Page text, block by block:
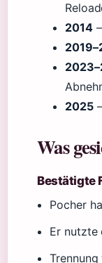
2014–
2025
Was
Bestätigte
Pocher
Er nutzte